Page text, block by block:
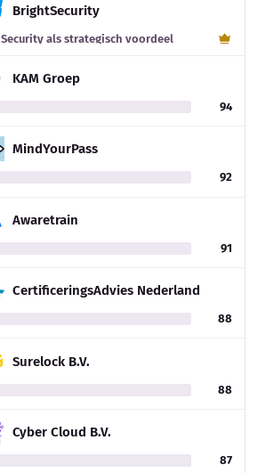
BrightSecurity
Security als strategisch voordeel
KAM Groep
94
MindYourPass
92
Awaretrain
91
CertificeringsAdvies Nederland
88
Surelock B.V.
88
Cyber Cloud B.V.
87